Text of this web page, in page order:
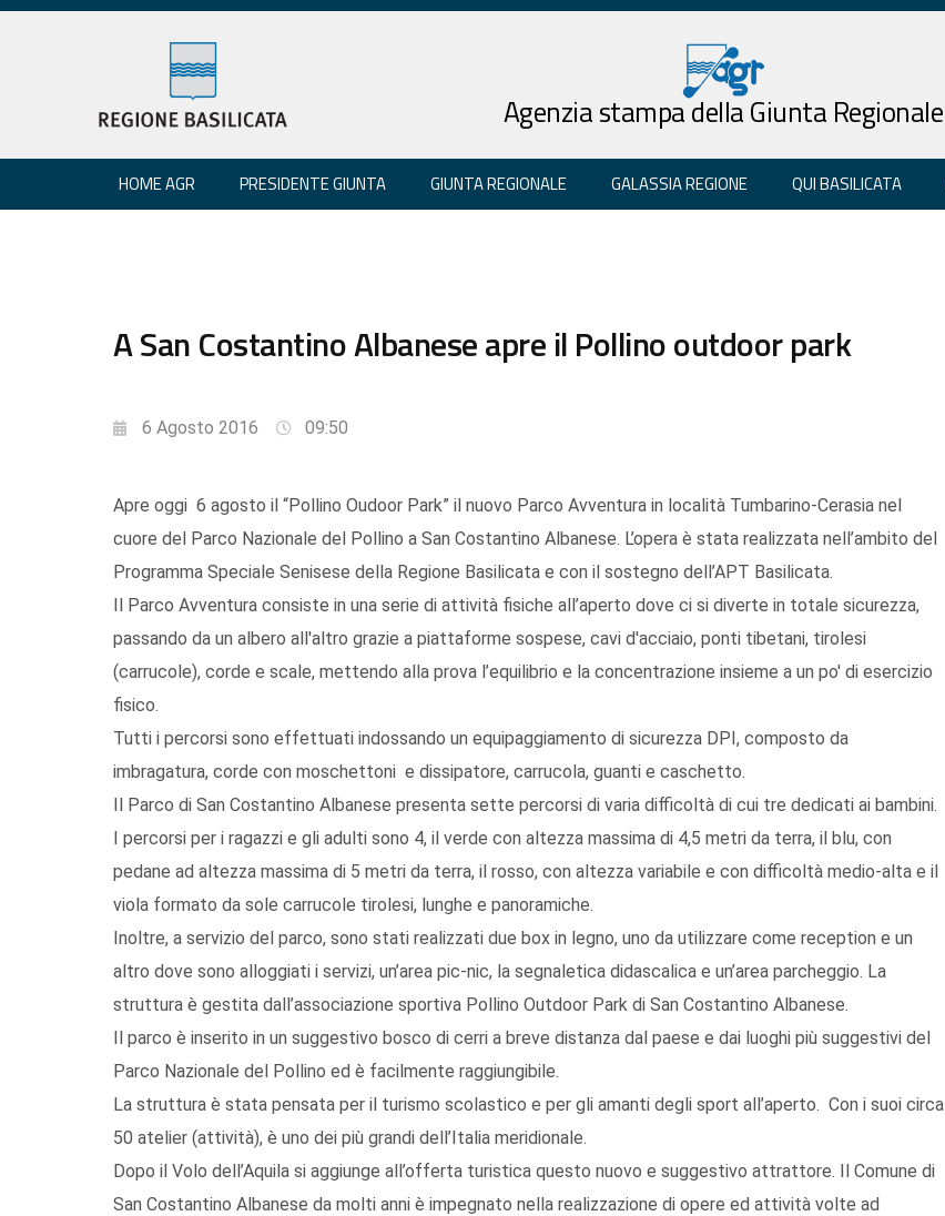
Agenzia stampa della Giunta Regionale
HOME AGR PRESIDENTE GIUNTA GIUNTA REGIONALE GALASSIA REGIONE QUI BASILICATA
A San Costantino Albanese apre il Pollino outdoor park
6 Agosto 2016 09:50
Apre oggi 6 agosto il “Pollino Oudoor Park” il nuovo Parco Avventura in località Tumbarino-Cerasia nel
cuore del Parco Nazionale del Pollino a San Costantino Albanese. L’opera è stata realizzata nell’ambito del
Programma Speciale Senisese della Regione Basilicata e con il sostegno dell’APT Basilicata.
Il Parco Avventura consiste in una serie di attività fisiche all’aperto dove ci si diverte in totale sicurezza,
passando da un albero all'altro grazie a piattaforme sospese, cavi d'acciaio, ponti tibetani, tirolesi
(carrucole), corde e scale, mettendo alla prova l’equilibrio e la concentrazione insieme a un po' di esercizio
fisico.
Tutti i percorsi sono effettuati indossando un equipaggiamento di sicurezza DPI, composto da
imbragatura, corde con moschettoni e dissipatore, carrucola, guanti e caschetto.
Il Parco di San Costantino Albanese presenta sette percorsi di varia difficoltà di cui tre dedicati ai bambini.
I percorsi per i ragazzi e gli adulti sono 4, il verde con altezza massima di 4,5 metri da terra, il blu, con
pedane ad altezza massima di 5 metri da terra, il rosso, con altezza variabile e con difficoltà medio-alta e il
viola formato da sole carrucole tirolesi, lunghe e panoramiche.
Inoltre, a servizio del parco, sono stati realizzati due box in legno, uno da utilizzare come reception e un
altro dove sono alloggiati i servizi, un’area pic-nic, la segnaletica didascalica e un’area parcheggio. La
struttura è gestita dall’associazione sportiva Pollino Outdoor Park di San Costantino Albanese.
Il parco è inserito in un suggestivo bosco di cerri a breve distanza dal paese e dai luoghi più suggestivi del
Parco Nazionale del Pollino ed è facilmente raggiungibile.
La struttura è stata pensata per il turismo scolastico e per gli amanti degli sport all’aperto. Con i suoi circa
50 atelier (attività), è uno dei più grandi dell’Italia meridionale.
Dopo il Volo dell’Aquila si aggiunge all’offerta turistica questo nuovo e suggestivo attrattore. Il Comune di
San Costantino Albanese da molti anni è impegnato nella realizzazione di opere ed attività volte ad